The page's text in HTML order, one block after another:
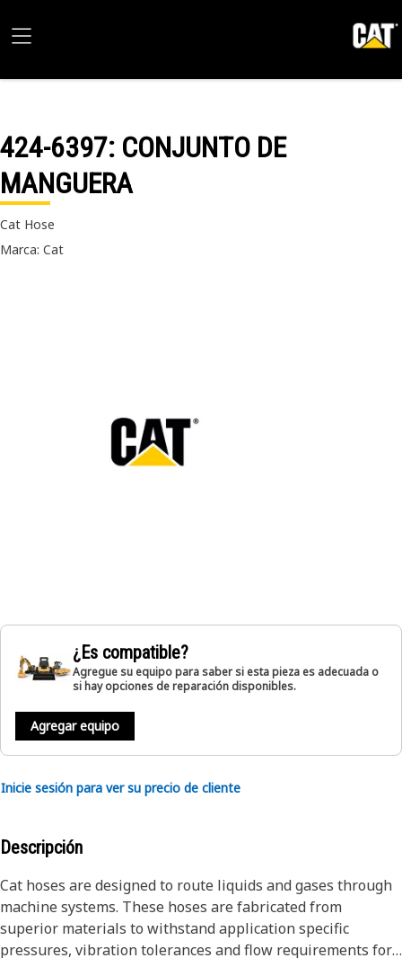
424-6397: CONJUNTO DE
MANGUERA
Cat Hose
Marca: Cat
¿Es compatible?
Agregue su equipo para saber si esta pieza es adecuada o
si hay opciones de reparación disponibles.
Agregar equipo
Inicie sesión para ver su precio de cliente
Descripción
Cat hoses are designed to route liquids and gases through
machine systems. These hoses are fabricated from
superior materials to withstand application specific
pressures, vibration tolerances and flow requirements for